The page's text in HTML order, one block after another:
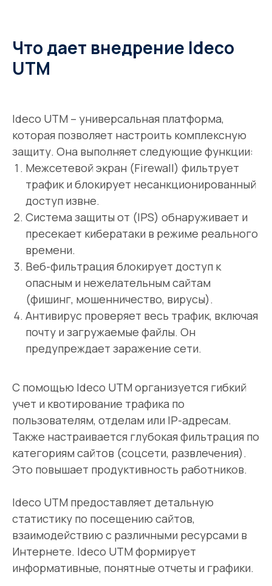
Что дает внедрение Ideco
UTM
Ideco UTM – универсальная платформа,
которая позволяет настроить комплексную
защиту. Она выполняет следующие функции:
Межсетевой экран (Firewall) фильтрует
трафик и блокирует несанкционированный
доступ извне.
Система защиты от (IPS) обнаруживает и
пресекает кибератаки в режиме реального
времени.
Веб-фильтрация блокирует доступ к
опасным и нежелательным сайтам
(фишинг, мошенничество, вирусы).
Антивирус проверяет весь трафик, включая
почту и загружаемые файлы. Он
предупреждает заражение сети.
С помощью Ideco UTM организуется гибкий
учет и квотирование трафика по
пользователям, отделам или IP-адресам.
Также настраивается глубокая фильтрация по
категориям сайтов (соцсети, развлечения).
Это повышает продуктивность работников.
Ideco UTM предоставляет детальную
статистику по посещению сайтов,
взаимодействию с различными ресурсами в
Интернете. Ideco UTM формирует
информативные, понятные отчеты и графики.
ПОХОЖИЕ УСЛУГИ
Континент 4 NGFW PT NGFW